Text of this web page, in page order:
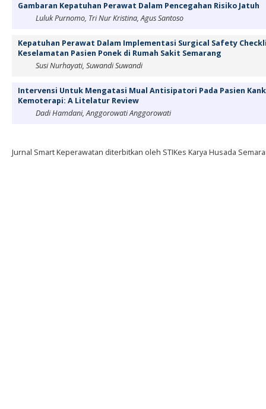
Gambaran Kepatuhan Perawat Dalam Pencegahan Risiko Jatuh
Luluk Purnomo, Tri Nur Kristina, Agus Santoso
Kepatuhan Perawat Dalam Implementasi Surgical Safety
Keselamatan Pasien Ponek di Rumah Sakit Semarang
Susi Nurhayati, Suwandi Suwandi
Intervensi Untuk Mengatasi Mual Antisipatori Pada Pasien
Kemoterapi: A Litelatur Review
Dadi Hamdani, Anggorowati Anggorowati
Jurnal Smart Keperawatan diterbitkan oleh STIKes Karya Husada